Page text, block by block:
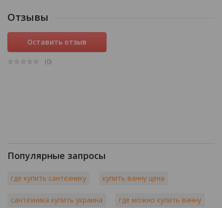
Отзывы
(0)
Оставить отзыв
Популярные запросы
где купить сантехнику купить ванну цена
сантехника купить украина где можно купить ванну